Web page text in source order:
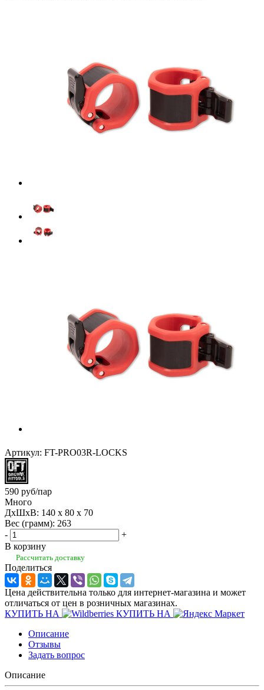
Артикул: FT-PRO03R-LOCKS
590 руб/пар
Много
ДхШхВ: 140 x 80 x 70
Вес (грамм): 263
-
+
В корзину
Рассчитать доставку
Поделиться
Цена действительна только для интернет-магазина и может
отличаться от цен в розничных магазинах.
КУПИТЬ НА
КУПИТЬ НА
Описание
Отзывы
Задать вопрос
Описание